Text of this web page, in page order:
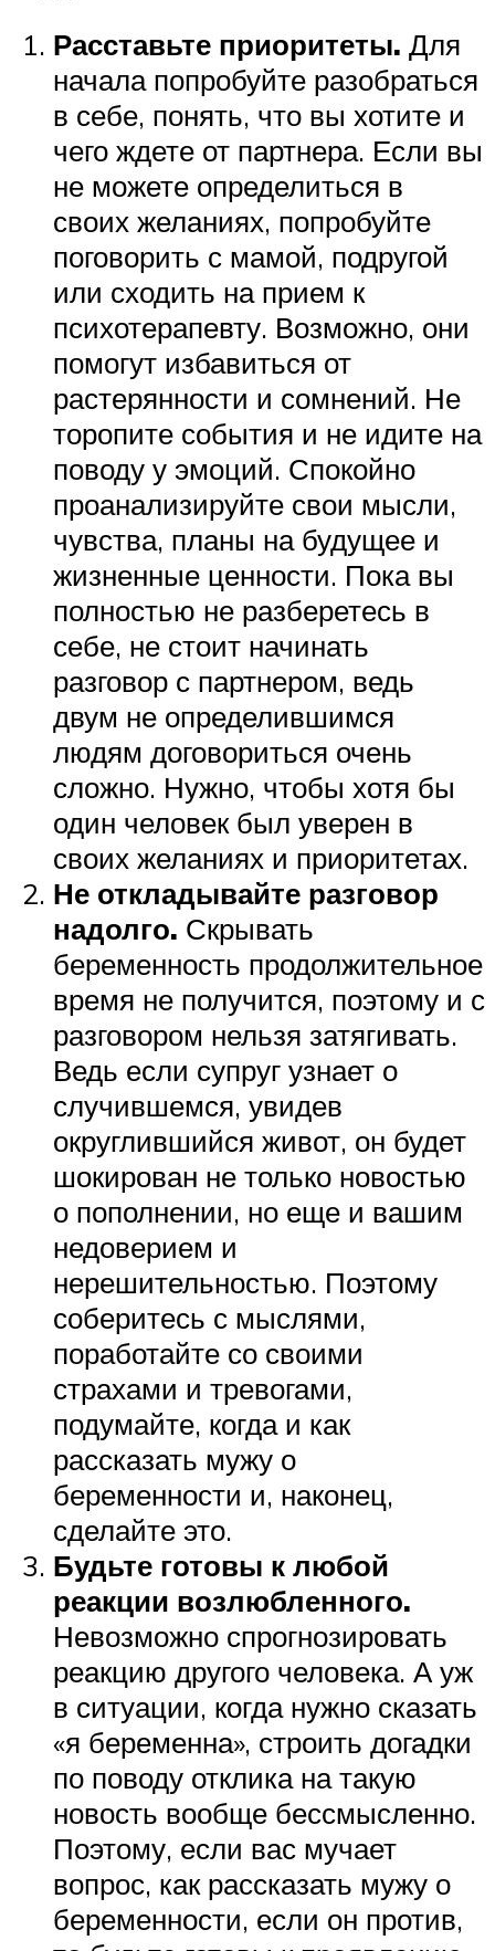
Расставьте приоритеты. Для
начала попробуйте разобраться
в себе, понять, что вы хотите и
чего ждете от партнера. Если вы
не можете определиться в
своих желаниях, попробуйте
поговорить с мамой, подругой
или сходить на прием к
психотерапевту. Возможно, они
помогут избавиться от
растерянности и сомнений. Не
торопите события и не идите на
поводу у эмоций. Спокойно
проанализируйте свои мысли,
чувства, планы на будущее и
жизненные ценности. Пока вы
полностью не разберетесь в
себе, не стоит начинать
разговор с партнером, ведь
двум не определившимся
людям договориться очень
сложно. Нужно, чтобы хотя бы
один человек был уверен в
своих желаниях и приоритетах.
Не откладывайте разговор
надолго. Скрывать
беременность продолжительное
время не получится, поэтому и с
разговором нельзя затягивать.
Ведь если супруг узнает о
случившемся, увидев
округлившийся живот, он будет
шокирован не только новостью
о пополнении, но еще и вашим
недоверием и
нерешительностью. Поэтому
соберитесь с мыслями,
поработайте со своими
страхами и тревогами,
подумайте, когда и как
рассказать мужу о
беременности и, наконец,
сделайте это.
Будьте готовы к любой
реакции возлюбленного.
Невозможно спрогнозировать
реакцию другого человека. А уж
в ситуации, когда нужно сказать
«я беременна», строить догадки
по поводу отклика на такую
новость вообще бессмысленно.
Поэтому, если вас мучает
вопрос, как рассказать мужу о
беременности, если он против,